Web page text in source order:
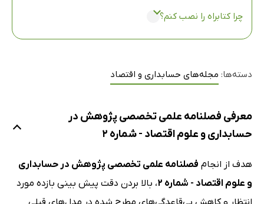
چرا کتابراه را نصب کنم؟
دسته‌ها: مجله‌های حسابداری و اقتصاد
معرفی فصلنامه علمی تخصصی پژوهش در
حسابداری و علوم اقتصاد - شماره 2
هدف از انجام فصلنامه علمی تخصصی پژوهش در حسابداری
و علوم اقتصاد - شماره 2
، بالا بردن دقت پیش بینی بازده مورد